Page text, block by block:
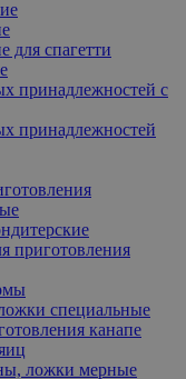
для спагетти
принадлежностей с
принадлежностей
приготовления
специальные
канапе
ложки мерные